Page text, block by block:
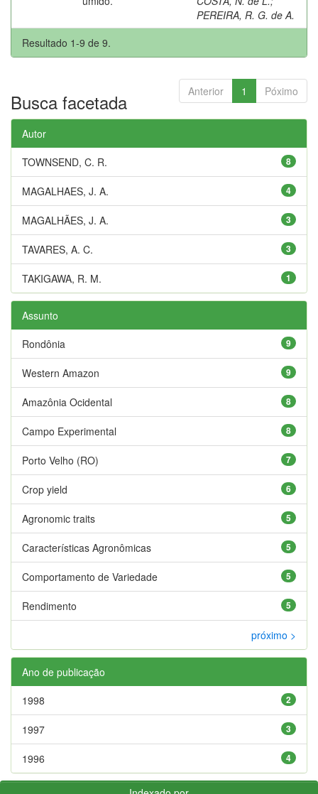
PEREIRA, R. G. de A.
Resultado 1-9 de 9.
Anterior 1 Póximo
Busca facetada
Autor
8
TOWNSEND, C. R.
4
MAGALHAES, J. A.
3
MAGALHÃES, J. A.
3
TAVARES, A. C.
1
TAKIGAWA, R. M.
Assunto
9
Rondônia
9
Western Amazon
8
Amazônia Ocidental
8
Campo Experimental
7
Porto Velho (RO)
6
Crop yield
5
Agronomic traits
5
Características Agronômicas
5
Comportamento de Variedade
5
Rendimento
próximo >
Ano de publicação
2
1998
3
1997
4
1996